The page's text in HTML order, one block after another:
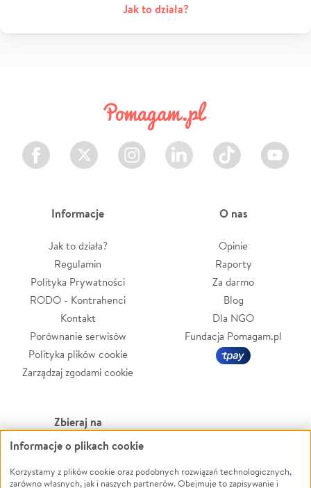
Jak to działa?
Facebook Twitter Instagram LinkedIn TikTok Youtube
Informacje
Jak to działa?
Regulamin
Polityka Prywatności
RODO - Kontrahenci
Kontakt
Porównanie serwisów
Polityka plików cookie
Zarządzaj zgodami cookie
O nas
Opinie
Raporty
Za darmo
Blog
Dla NGO
Fundacja Pomagam.pl
Zbieraj na
Leczenie
Zwierzęta
Powódź
Informacje o plikach cookie
Korzystamy z plików cookie oraz podobnych rozwiązań technologicznych,
zarówno własnych, jak i naszych partnerów. Obejmuje to zapisywanie i